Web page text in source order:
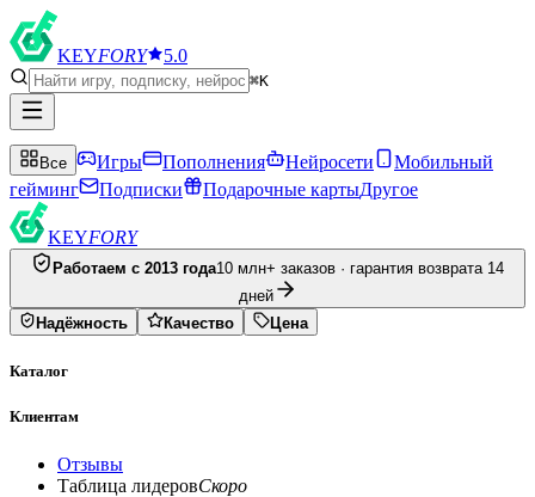
KEYFORY 5.0
⌘K
Все Игры Пополнения Нейросети
Мобильный
гейминг
Подписки Подарочные картыДругое
KEYFORY
Работаем с 2013 года10 млн+ заказов · гарантия возврата 14
дней
Надёжность
Качество Цена
Каталог
Клиентам
Отзывы
Таблица лидеровСкоро